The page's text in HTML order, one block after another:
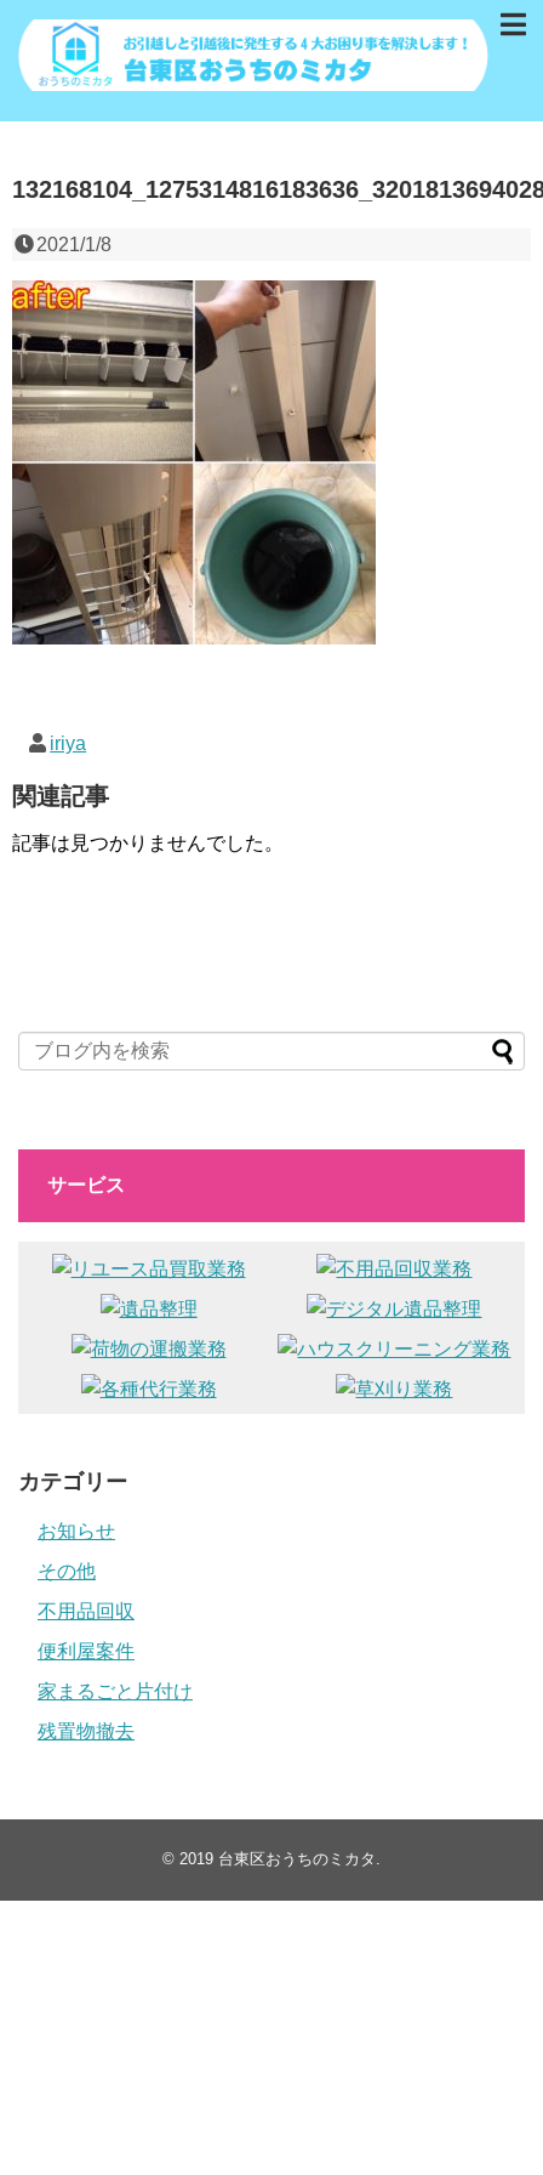
2021/1/8
iriya
関連記事
記事は見つかりませんでした。
サービス
カテゴリー
お知らせ
その他
不用品回収
便利屋案件
家まるごと片付け
残置物撤去
© 2019 台東区おうちのミカタ .